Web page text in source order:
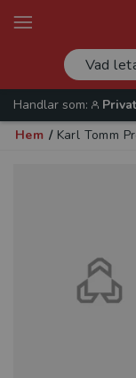
Handlar som:
Hem / Karl Tomm